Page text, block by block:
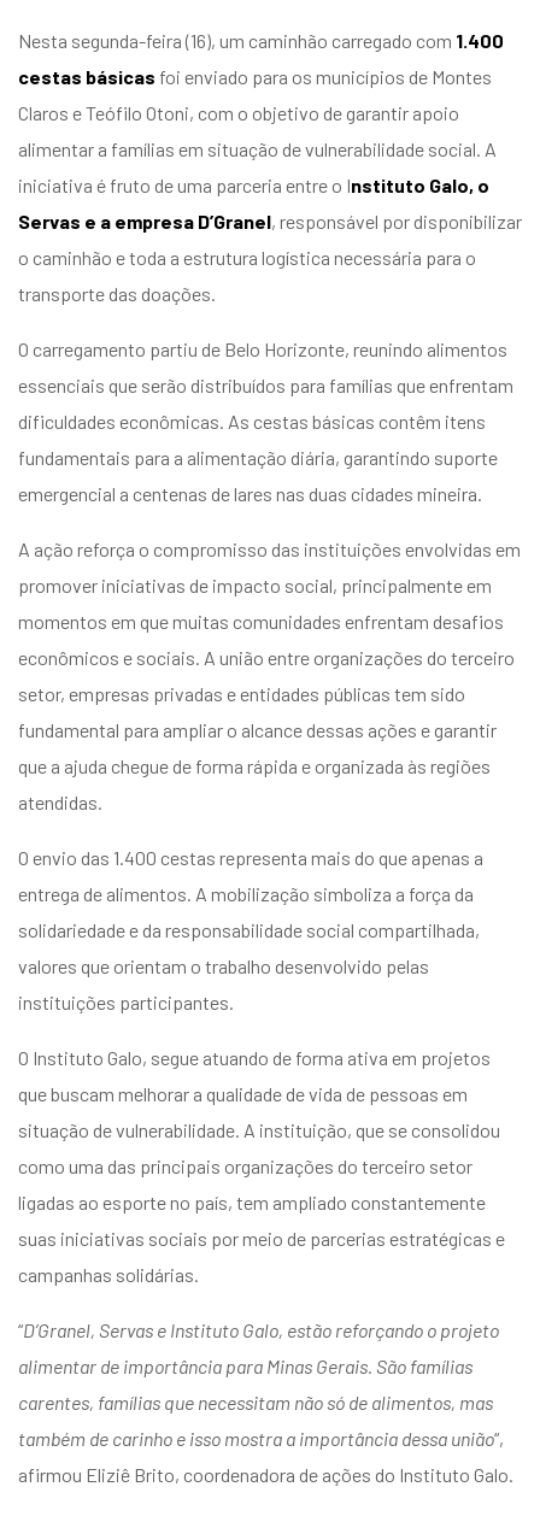
Nesta segunda-feira (16), um caminhão carregado com 1.400
cestas básicas foi enviado para os municípios de Montes
Claros e Teófilo Otoni, com o objetivo de garantir apoio
alimentar a famílias em situação de vulnerabilidade social. A
iniciativa é fruto de uma parceria entre o Instituto Galo, o
Servas e a empresa D’Granel, responsável por disponibilizar
o caminhão e toda a estrutura logística necessária para o
transporte das doações.
O carregamento partiu de Belo Horizonte, reunindo alimentos
essenciais que serão distribuídos para famílias que enfrentam
dificuldades econômicas. As cestas básicas contêm itens
fundamentais para a alimentação diária, garantindo suporte
emergencial a centenas de lares nas duas cidades mineira.
A ação reforça o compromisso das instituições envolvidas em
promover iniciativas de impacto social, principalmente em
momentos em que muitas comunidades enfrentam desafios
econômicos e sociais. A união entre organizações do terceiro
setor, empresas privadas e entidades públicas tem sido
fundamental para ampliar o alcance dessas ações e garantir
que a ajuda chegue de forma rápida e organizada às regiões
atendidas.
O envio das 1.400 cestas representa mais do que apenas a
entrega de alimentos. A mobilização simboliza a força da
solidariedade e da responsabilidade social compartilhada,
valores que orientam o trabalho desenvolvido pelas
instituições participantes.
O Instituto Galo, segue atuando de forma ativa em projetos
que buscam melhorar a qualidade de vida de pessoas em
situação de vulnerabilidade. A instituição, que se consolidou
como uma das principais organizações do terceiro setor
ligadas ao esporte no país, tem ampliado constantemente
suas iniciativas sociais por meio de parcerias estratégicas e
campanhas solidárias.
“D’Granel, Servas e Instituto Galo, estão reforçando o projeto
alimentar de importância para Minas Gerais. São famílias
carentes, famílias que necessitam não só de alimentos, mas
também de carinho e isso mostra a importância dessa união“,
afirmou Eliziê Brito, coordenadora de ações do Instituto Galo.